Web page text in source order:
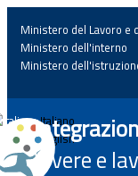
Home
Ministero del Lavoro e
Ministero dell'interno
Ministero
Italiano
English
Vivere e